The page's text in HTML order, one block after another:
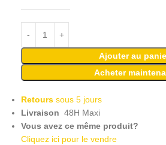
Ajouter au
Acheter
Retours sous 5 jours
Livraison 48H Maxi
Vous avez ce même produit?
Cliquez ici pour le vendre